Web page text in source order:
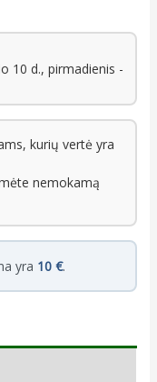
10 d., pirmadienis -
kurių vertė yra
nemokamą
yra 10 €.